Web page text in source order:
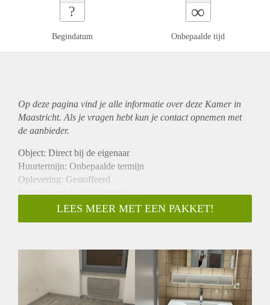
?
Begindatum
∞
Onbepaalde tijd
Op deze pagina vind je alle informatie over deze Kamer in
Maastricht. Als je vragen hebt kun je contact opnemen met
de aanbieder.
Object: Direct bij de eigenaar
Huurtermijn: Onbepaalde termijn
Oplevering: Gestoffeerd
Inkomen eis: Ja 2,9 x bruto huur
Garantiestelling mogelijk: Ja
Borg: 1 maand
Gedeelde Douche: Nee
Gedeelde woonkamer: Nee
Huisgenoten: Nee
LEES MEER MET EEN PAKKET!